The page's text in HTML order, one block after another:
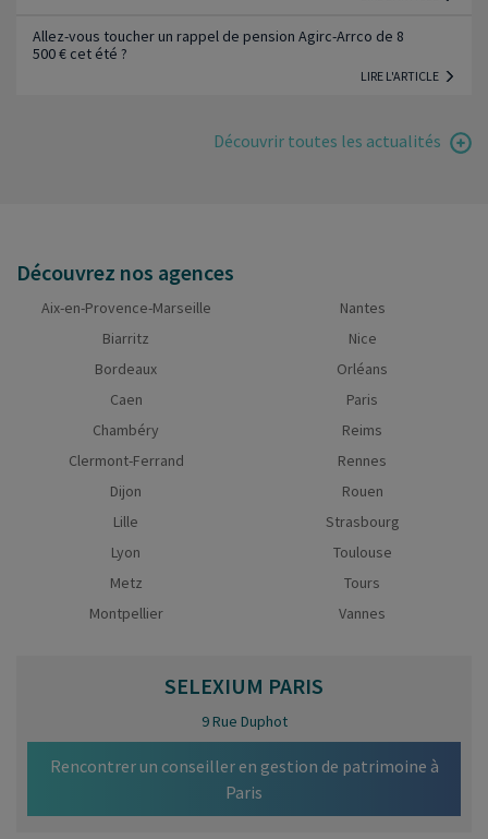
Allez-vous toucher un rappel de pension Agirc-Arrco de 8
500 € cet été ?
LIRE L'ARTICLE
Découvrir toutes les actualités
Découvrez nos agences
Aix-en-Provence-Marseille
Biarritz
Bordeaux
Caen
Chambéry
Clermont-Ferrand
Dijon
Lille
Lyon
Metz
Montpellier
Nantes
Nice
Orléans
Paris
Reims
Rennes
Rouen
Strasbourg
Toulouse
Tours
Vannes
SELEXIUM PARIS
9 Rue Duphot
Rencontrer un conseiller en gestion de patrimoine à
Paris